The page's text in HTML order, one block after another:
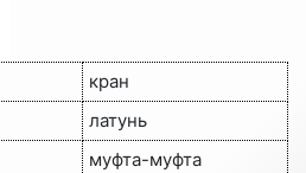
кран
латунь
муфта-муфта